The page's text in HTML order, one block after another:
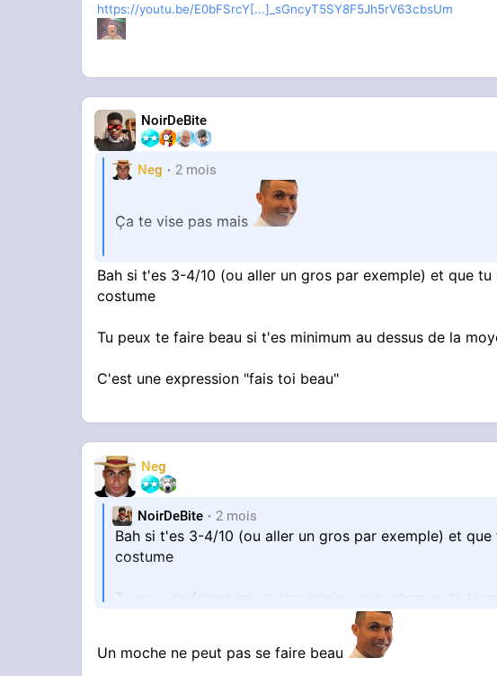
https://youtu.be/E0bFSrcY[...]_sGncyT5SY8F5Jh5rV63cbsUm
NoirDeBite
Neg 2 mois
Ça te vise pas mais
Est ce qu'un moche peut se faire beau ?
OK et si je suis moche?
Bah si t'es 3-4/10 (ou aller un gros par exemple) et que
costume
Tu peux te faire beau si t'es minimum au dessus de la
C'est une expression "fais toi beau"
Neg
NoirDeBite 2 mois
Bah si t'es 3-4/10 (ou aller un gros par exemple) et
costume
Tu peux te faire beau si t'es minimum au dessus de la
C'est une expression "fais toi beau"
Un moche ne peut pas se faire beau